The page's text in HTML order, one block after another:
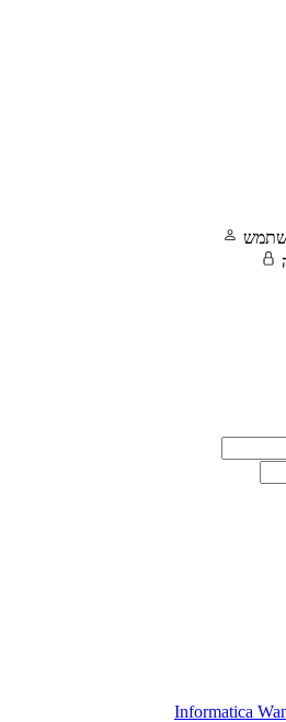
Informatica